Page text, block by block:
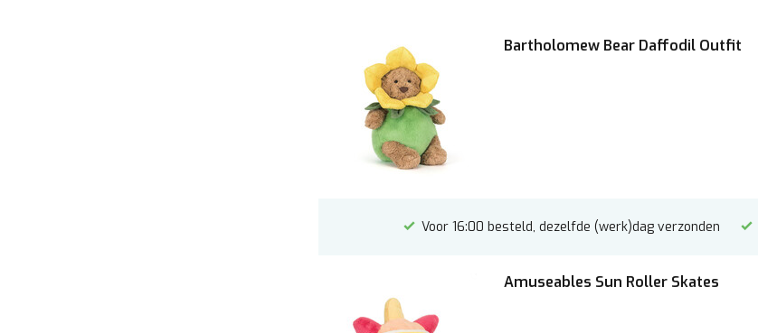
Bartholomew Bear Daffodil Outfit
Voor 16:00 besteld, dezelfde (werk)dag verzonden
Amuseables Sun Roller Skates